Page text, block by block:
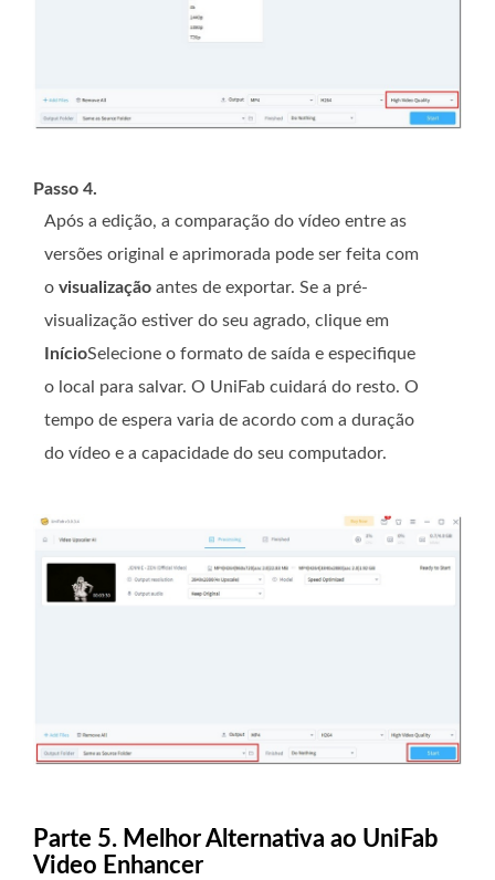
Passo 4.
Após a edição, a comparação do vídeo entre as
versões original e aprimorada pode ser feita com
o visualização antes de exportar. Se a pré-
visualização estiver do seu agrado, clique em
InícioSelecione o formato de saída e especifique
o local para salvar. O UniFab cuidará do resto. O
tempo de espera varia de acordo com a duração
do vídeo e a capacidade do seu computador.
Parte 5. Melhor Alternativa ao UniFab
Video Enhancer